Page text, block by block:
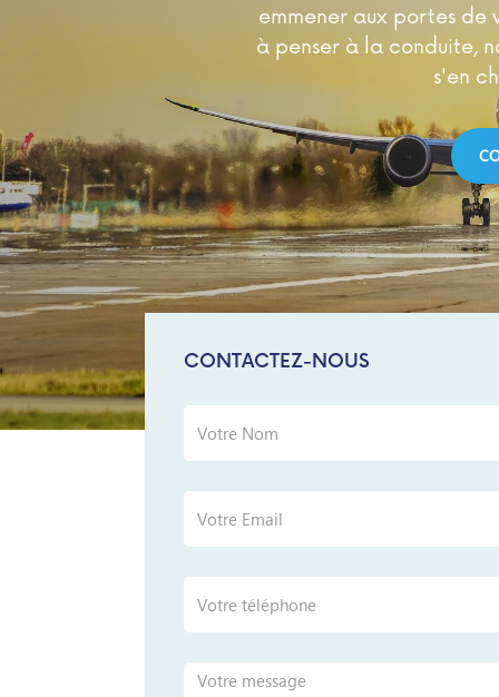
Nous vous accompagnons dans
déplacements sur des longues ou
de la
emmener aux portes de
à penser à la conduite,
s'en
Nos équipes
CONTACTEZ-NOUS